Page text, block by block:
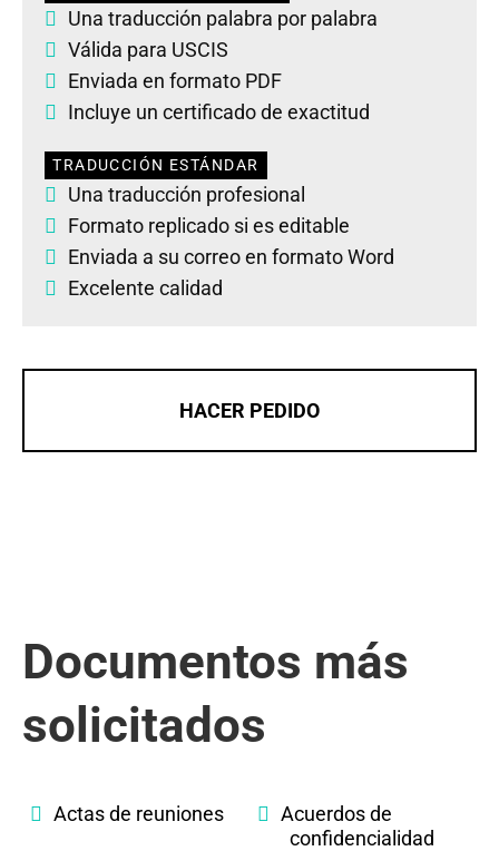
Una traducción palabra por palabra
Válida para USCIS
Enviada en formato PDF
Incluye un certificado de exactitud
TRADUCCIÓN ESTÁNDAR
Una traducción profesional
Formato replicado si es editable
Enviada a su correo en formato Word
Excelente calidad
HACER PEDIDO
Documentos más
solicitados
Actas de reuniones
Acuerdos de
confidencialidad